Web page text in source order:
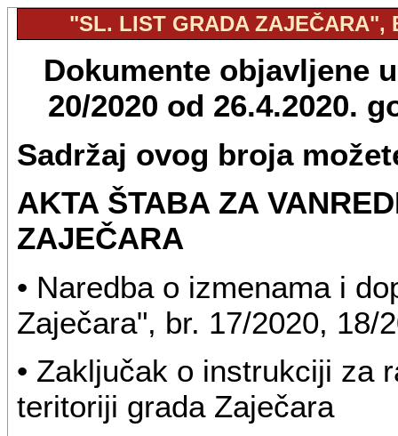
"SL. LIST GRADA ZAJEČARA",
Dokumente objavljene
20/2020 od 26.4.2020.
Sadržaj ovog broja
AKTA ŠTABA ZA
ZAJEČARA
• Naredba o izmenama i
Zaječara", br. 17/2020, 18/
• Zaključak o instrukciji za
teritoriji grada Zaječara